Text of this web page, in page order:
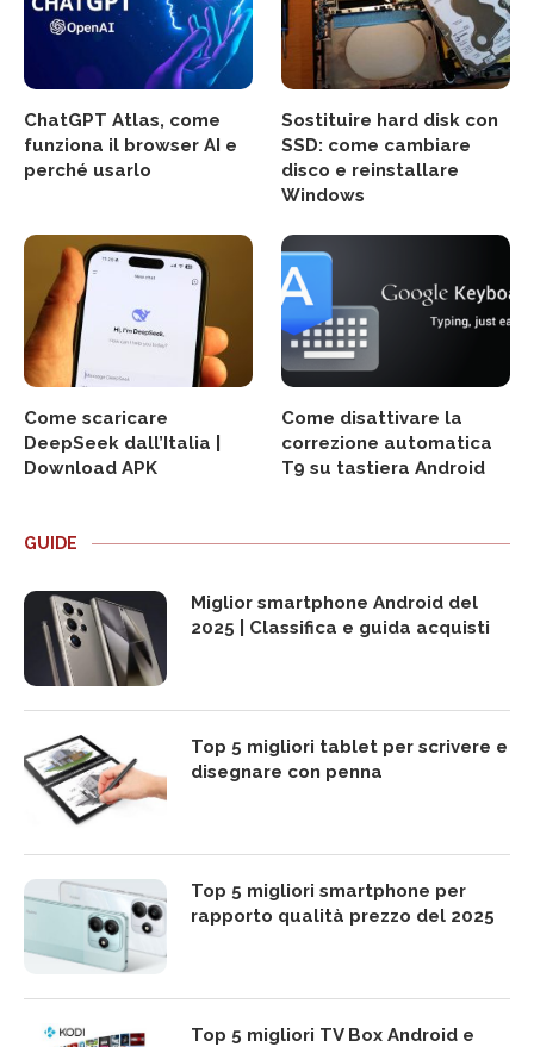
ChatGPT Atlas, come
funziona il browser AI e
perché usarlo
Sostituire hard disk con
SSD: come cambiare
disco e reinstallare
Windows
Come scaricare
DeepSeek dall’Italia |
Download APK
Come disattivare la
correzione automatica
T9 su tastiera Android
GUIDE
Miglior smartphone Android del
2025 | Classifica e guida acquisti
Top 5 migliori tablet per scrivere e
disegnare con penna
Top 5 migliori smartphone per
rapporto qualità prezzo del 2025
Top 5 migliori TV Box Android e